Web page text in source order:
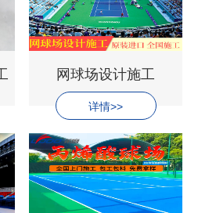
网球场设计施工
详情>>